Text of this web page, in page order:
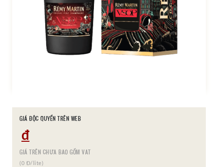
GIÁ ĐỘC QUYỀN TRÊN WEB
đ
GIÁ TRÊN CHƯA BAO GỒM VAT
(0 Đ/lite)